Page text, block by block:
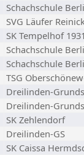
Schachschule
SVG Läufer
SK Tempelhof
Schachschule
Schachschule
TSG
Dreilinden-
Dreilinden-
SK Zehlendorf
Dreilinden-GS
SK Caissa